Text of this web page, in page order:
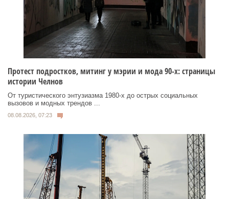
Протест подростков, митинг у мэрии и мода 90-х: страницы
истории Челнов
От туристического энтузиазма 1980‑х до острых социальных
вызовов и модных трендов ...
08.08.2026, 07:23